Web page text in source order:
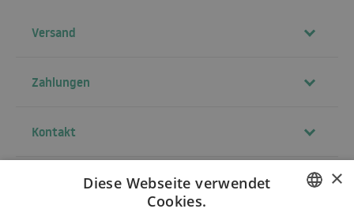
Versand
Zahlungen
Kontakt
Allgemeine Geschäftsbedingungen ×
Diese Webseite verwendet
Cookies.